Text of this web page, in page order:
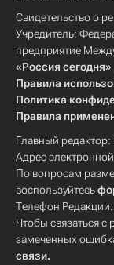
Свидетельство о
Учредитель:
предприятие
«Россия сегодня»
Правила
Политика
Правила
Главный редактор:
Адрес
По вопросам
воспользуйтесь
Телефон Редакции:
Чтобы связаться с
замеченных
связи.